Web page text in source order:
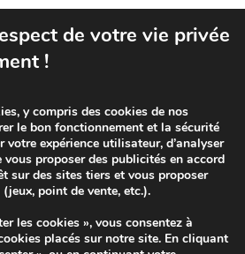
toutes nos marques
de votre vie privée
!
y compris des cookies de nos
le bon fonctionnement et la sécurité
votre expérience utilisateur, d’analyser
proposer des publicités en accord
sur des sites tiers et vous proposer
point de vente, etc.).
les cookies », vous consentez à
placés sur notre site. En cliquant